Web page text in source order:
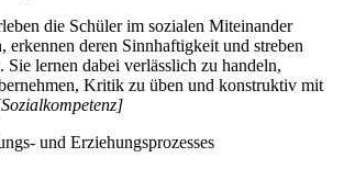
die Schüler im sozialen Miteinander
erkennen deren Sinnhaftigkeit und streben
Sie lernen dabei verlässlich zu handeln,
Kritik zu üben und konstruktiv mit
und Erziehungsprozesses